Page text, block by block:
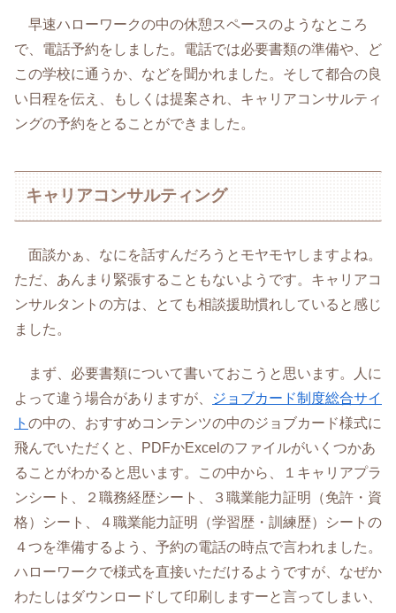
早速ハローワークの中の休憩スペースのようなところ
で、電話予約をしました。電話では必要書類の準備や、ど
この学校に通うか、などを聞かれました。そして都合の良
い日程を伝え、もしくは提案され、キャリアコンサルティ
ングの予約をとることができました。
キャリアコンサルティング
面談かぁ、なにを話すんだろうとモヤモヤしますよね。
ただ、あんまり緊張することもないようです。キャリアコ
ンサルタントの方は、とても相談援助慣れしていると感じ
ました。
まず、必要書類について書いておこうと思います。人に
よって違う場合がありますが、
ジョブカード制度総合サイ
ト の中の、おすすめコンテンツの中のジョブカード様式に
飛んでいただくと、PDFかExcelのファイルがいくつかあ
ることがわかると思います。この中から、１キャリアプラ
ンシート、２職務経歴シート、３職業能力証明（免許・資
格）シート、４職業能力証明（学習歴・訓練歴）シートの
４つを準備するよう、予約の電話の時点で言われました。
ハローワークで様式を直接いただけるようですが、なぜか
わたしはダウンロードして印刷しますーと言ってしまい、